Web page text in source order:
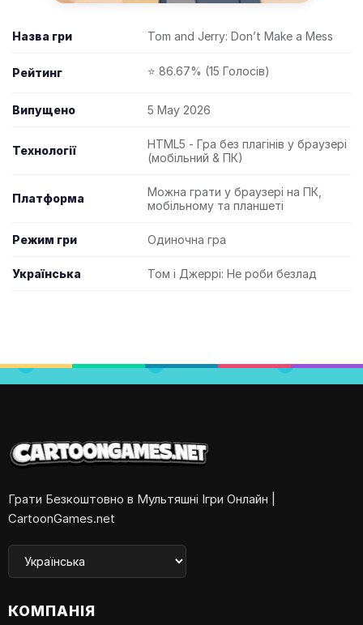
Назва гри Tom and Jerry: Don’t Make a Mess
Рейтинг ⭐ 86.67% (15 Голосів)
Випущено 5 May 2026
Технології
HTML5 - Гра без плагінів у браузері
(мобільний & ПК)
Платформа
Можна грати у браузері на ПК,
мобільному та планшеті
Режим гри Одиночна гра
Українська Том і Джеррі: Не роби безлад
Грати Безкоштовно в Мультяшні Ігри Онлайн |
CartoonGames.net
КОМПАНІЯ